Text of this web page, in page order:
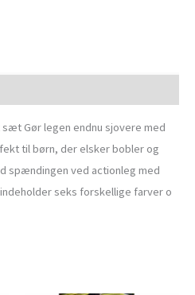
Gør legen endnu sjovere med
til børn, der elsker bobler og
spændingen ved actionleg med
seks forskellige farver o